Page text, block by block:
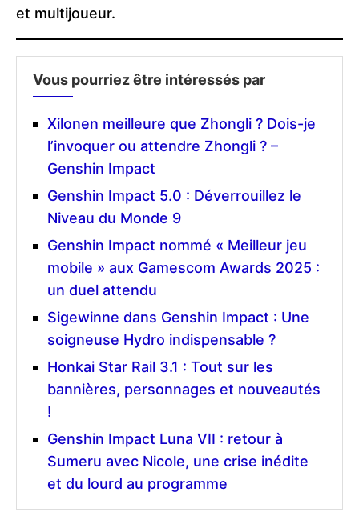
et multijoueur.
Vous pourriez être intéressés par
Xilonen meilleure que Zhongli ? Dois-je
l’invoquer ou attendre Zhongli ? –
Genshin Impact
Genshin Impact 5.0 : Déverrouillez le
Niveau du Monde 9
Genshin Impact nommé « Meilleur jeu
mobile » aux Gamescom Awards 2025 :
un duel attendu
Sigewinne dans Genshin Impact : Une
soigneuse Hydro indispensable ?
Honkai Star Rail 3.1 : Tout sur les
bannières, personnages et nouveautés
!
Genshin Impact Luna VII : retour à
Sumeru avec Nicole, une crise inédite
et du lourd au programme